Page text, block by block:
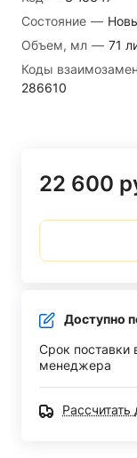
Состояние —
Объем, мл — 71
Коды взаимозамен
286610
22 600
Доступно
Срок поставки
менеджера
Рассчитать